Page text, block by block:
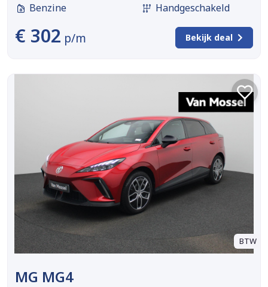
Benzine
Handgeschakeld
€ 302 p/m Bekijk deal
BTW
MG MG4